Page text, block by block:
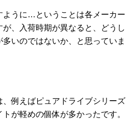
ように…ということは各メーカー
、入荷時期が異なると、どうし
いのではないか、と思っていま
例えばピュアドライブシリーズ
が軽めの個体が多かったです。